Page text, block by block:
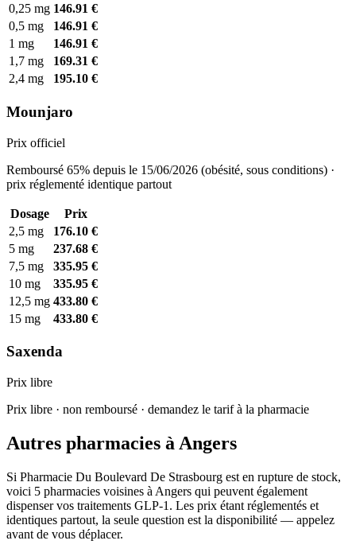
0,25 mg 146.91 €
0,5 mg
146.91 €
1 mg
146.91 €
1,7 mg
169.31 €
2,4 mg
195.10 €
Mounjaro
Prix officiel
Remboursé 65% depuis le 15/06/2026 (obésité, sous conditions) ·
prix réglementé identique partout
Dosage
Prix
2,5 mg
176.10 €
5 mg
237.68 €
7,5 mg
335.95 €
10 mg
335.95 €
12,5 mg 433.80 €
15 mg
433.80 €
Saxenda
Prix libre
Prix libre · non remboursé · demandez le tarif à la pharmacie
Autres pharmacies à Angers
Si Pharmacie Du Boulevard De Strasbourg est en rupture de stock,
voici 5 pharmacies voisines à Angers qui peuvent également
dispenser vos traitements GLP-1. Les prix étant réglementés et
identiques partout, la seule question est la disponibilité — appelez
avant de vous déplacer.